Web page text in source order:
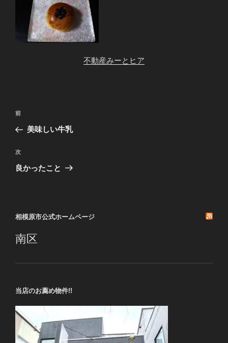
不動産みーとヒア
投
ナ
ビ
ゲ
ン
前
の
稿
前
美味しい牛乳
次
の
次
良かったこと
相模原市公式ホームページ
南区
当店のお薦め物件!!